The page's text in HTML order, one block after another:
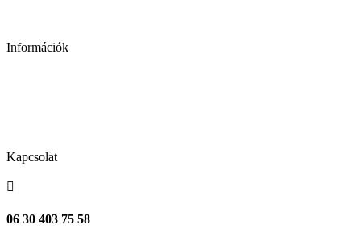
Információk
Kapcsolat

06 30 403 75 58